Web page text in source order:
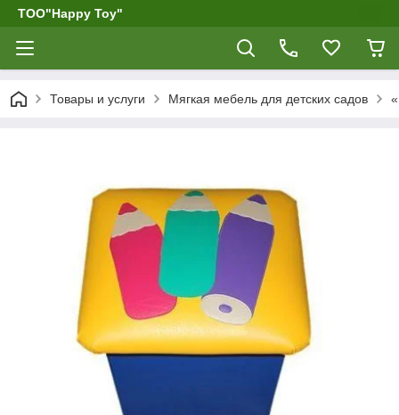
ТОО"Happy Toy"
Товары и услуги Мягкая мебель для детских садов